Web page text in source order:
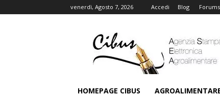
venerdì, Agosto 7, 2026 Accedi Blog Forums
Online
HOMEPAGE CIBUS